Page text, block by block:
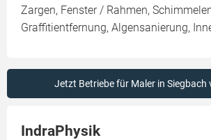
Zargen, Fenster / Rahmen,
Graffitientfernung, Algensanierung,
Jetzt Betriebe für Maler in Siegbach
IndraPhysik